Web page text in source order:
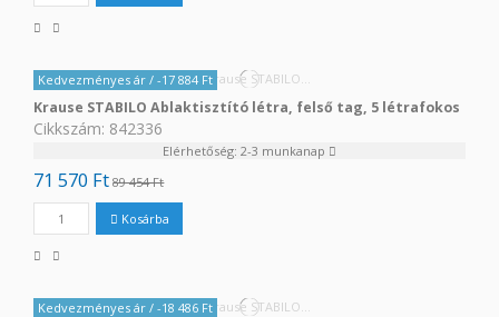
Kedvezményes ár/ -17 884 Ft
Krause STABILO Ablaktisztító létra, felső tag, 5 létrafokos
Cikkszám: 842336
Elérhetőség: 2-3 munkanap
71 570 Ft 89 454 Ft
Kosárba
Kedvezményes ár/ -18 486 Ft